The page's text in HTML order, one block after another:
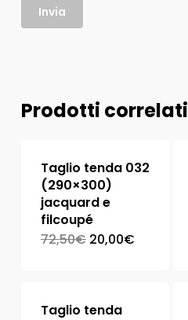
Prodotti correlati
Taglio tenda 032
(290×300)
jacquard e
filcoupé
72,50€ 20,00€
Taglio tenda